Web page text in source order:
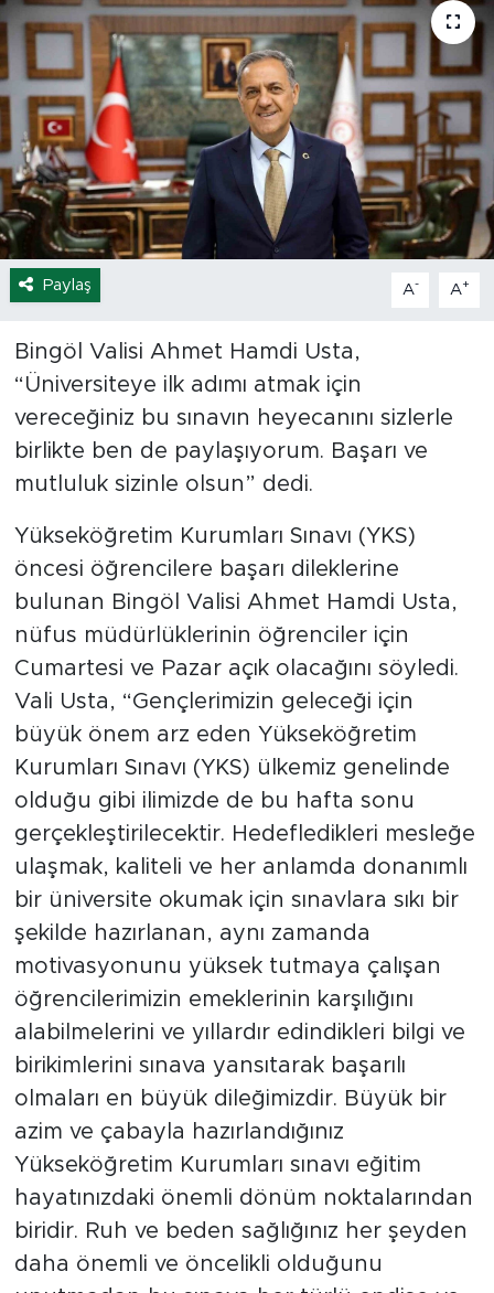
Paylaş A- A+
Bingöl Valisi Ahmet Hamdi Usta,
“Üniversiteye ilk adımı atmak için
vereceğiniz bu sınavın heyecanını sizlerle
birlikte ben de paylaşıyorum. Başarı ve
mutluluk sizinle olsun” dedi.
Yükseköğretim Kurumları Sınavı (YKS)
öncesi öğrencilere başarı dileklerine
bulunan Bingöl Valisi Ahmet Hamdi Usta,
nüfus müdürlüklerinin öğrenciler için
Cumartesi ve Pazar açık olacağını söyledi.
Vali Usta, “Gençlerimizin geleceği için
büyük önem arz eden Yükseköğretim
Kurumları Sınavı (YKS) ülkemiz genelinde
olduğu gibi ilimizde de bu hafta sonu
gerçekleştirilecektir. Hedefledikleri mesleğe
ulaşmak, kaliteli ve her anlamda donanımlı
bir üniversite okumak için sınavlara sıkı bir
şekilde hazırlanan, aynı zamanda
motivasyonunu yüksek tutmaya çalışan
öğrencilerimizin emeklerinin karşılığını
alabilmelerini ve yıllardır edindikleri bilgi ve
birikimlerini sınava yansıtarak başarılı
olmaları en büyük dileğimizdir. Büyük bir
azim ve çabayla hazırlandığınız
Yükseköğretim Kurumları sınavı eğitim
hayatınızdaki önemli dönüm noktalarından
biridir. Ruh ve beden sağlığınız her şeyden
daha önemli ve öncelikli olduğunu
Sağlık
Eğitim
Ekonomi
Hava Durumu
Tavz Der
Bingöl Kaza Haberleri